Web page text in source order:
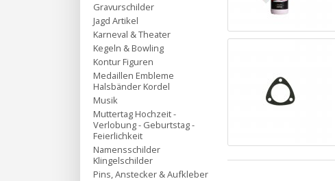
Gravurschilder
Jagd Artikel
Karneval & Theater
Kegeln & Bowling
Kontur Figuren
Medaillen Embleme
Halsbänder Kordel
Musik
Muttertag Hochzeit -
Verlobung - Geburtstag -
Feierlichkeit
Namensschilder
Klingelschilder
Pins, Anstecker & Aufkleber